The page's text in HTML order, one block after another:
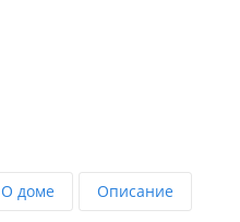
О доме Описание